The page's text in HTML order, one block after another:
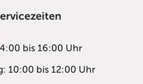
bis 16:00 Uhr
10:00 bis 12:00 Uhr